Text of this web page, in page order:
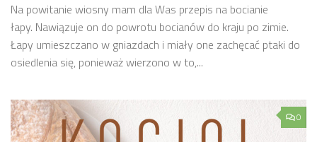
Na powitanie wiosny mam dla Was przepis na bocianie
łapy. Nawiązuje on do powrotu bocianów do kraju po zimie.
Łapy umieszczano w gniazdach i miały one zachęcać ptaki do
osiedlenia się, ponieważ wierzono w to,...
0